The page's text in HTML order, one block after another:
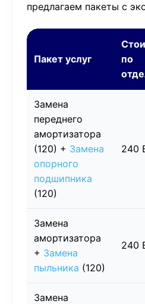
предлагаем пакеты с
Пакет услуг
по
Замена
переднего
амортизатора
(120) + Замена
опорного
подшипника
(120)
240
Замена
амортизатора
+ Замена
пыльника (120)
240
Замена